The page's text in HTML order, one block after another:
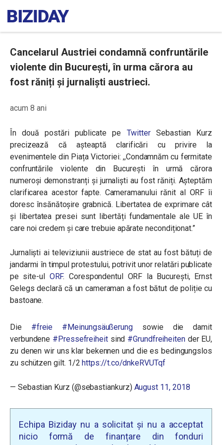
Cancelarul Austriei condamnă confruntările
violente din București, în urma cărora au
fost răniți și jurnaliști austrieci.
acum 8 ani
În două postări publicate pe Twitter Sebastian Kurz
precizează că așteaptă clarificări cu privire la
evenimentele din Piața Victoriei: ,,Condamnăm cu fermitate
confruntările violente din București în urmă cărora
numeroși demonstranți și jurnaliști au fost răniți. Așteptăm
clarificarea acestor fapte. Cameramanului rănit al ORF îi
doresc însănătoșire grabnică. Libertatea de exprimare cât
și libertatea presei sunt libertăți fundamentale ale UE în
care noi credem și care trebuie apărate necondiționat.”
Jurnaliști ai televiziunii austriece de stat au fost bătuți de
jandarmi în timpul protestului, potrivit unor relatări publicate
pe site-ul ORF. Corespondentul ORF la București, Ernst
Gelegs declară că un cameraman a fost bătut de poliție cu
bastoane.
Die #freie #Meinungsäußerung sowie die damit
verbundene #Pressefreiheitsind #Grundfreiheitender EU,
zu denen wir uns klar bekennen und die es bedingungslos
zu schützen gilt. 1/2https://t.co/dnkeRVUTqf
— Sebastian Kurz (@sebastiankurz) August 11, 2018
Echipa Biziday nu a solicitat și nu a acceptat
nicio formă de finanțare din fonduri